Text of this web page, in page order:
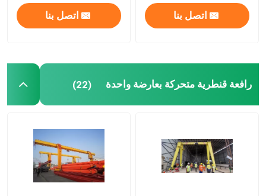
رافعة مصنع الصلب
رافعة سطح السفينة البحرية
شعاع كرين قاذفة
شنت الجيب كرين
اتصل بنا اتصل بنا
رافعة قنطرية متحركة بعارضة واحدة (22)